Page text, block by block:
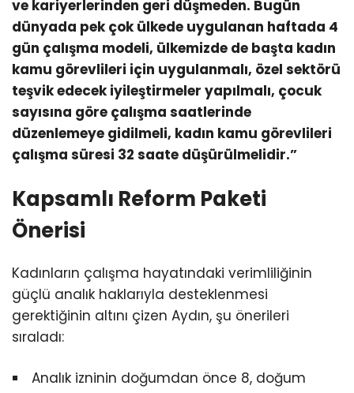
ve kariyerlerinden geri düşmeden. Bugün
dünyada pek çok ülkede uygulanan haftada 4
gün çalışma modeli, ülkemizde de başta kadın
kamu görevlileri için uygulanmalı, özel sektörü
teşvik edecek iyileştirmeler yapılmalı, çocuk
sayısına göre çalışma saatlerinde
düzenlemeye gidilmeli, kadın kamu görevlileri
çalışma süresi 32 saate düşürülmelidir.”
Kapsamlı Reform Paketi
Önerisi
Kadınların çalışma hayatındaki verimliliğinin
güçlü analık haklarıyla desteklenmesi
gerektiğinin altını çizen Aydın, şu önerileri
sıraladı:
Analık izninin doğumdan önce 8, doğum